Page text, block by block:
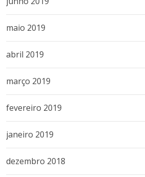
maio 2019
abril 2019
março 2019
fevereiro 2019
janeiro 2019
dezembro 2018